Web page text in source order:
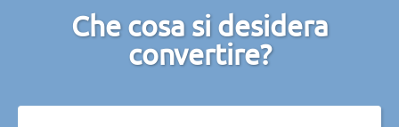
Che cosa si desidera
convertire?